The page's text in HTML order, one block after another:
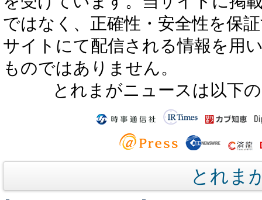
ではなく、正確性・安全性を保
サイトにて配信される情報を用
ものではありません。
とれまがニュースは以下
とれま